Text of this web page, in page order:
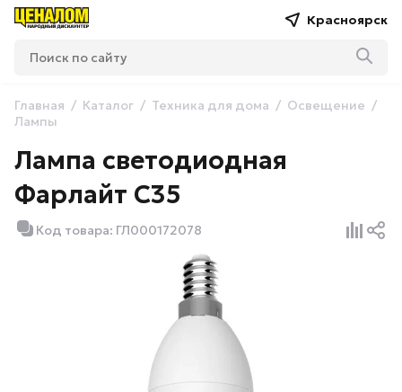
Красноярск
Главная Каталог Техника для дома
Освещение
Лампы
Лампа светодиодная
Фарлайт С35
Код товара: ГЛ000172078